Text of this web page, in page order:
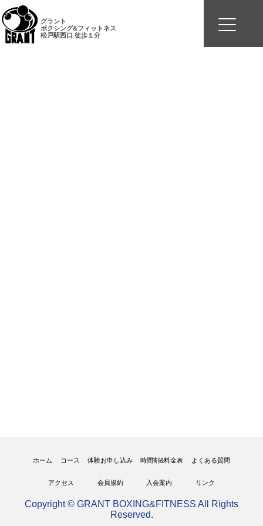
グラント
ボクシング&フィットネス
松戸駅西口 徒歩１分
ホーム コース 体験お申し込み 時間割&料金表 よくある質問
アクセス 会員規約 入会案内 リンク
Copyright © GRANT BOXING&FITNESS All Rights
Reserved.